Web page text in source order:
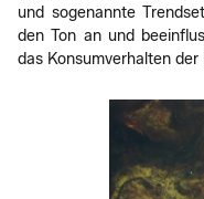
und sogenannte
den Ton an und
das Konsumverhalten der